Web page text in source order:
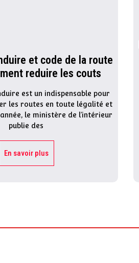
et code de la route
reduire les couts
est un indispensable pour
les routes en toute légalité et
le ministère de l’intérieur
publie des
En savoir plus